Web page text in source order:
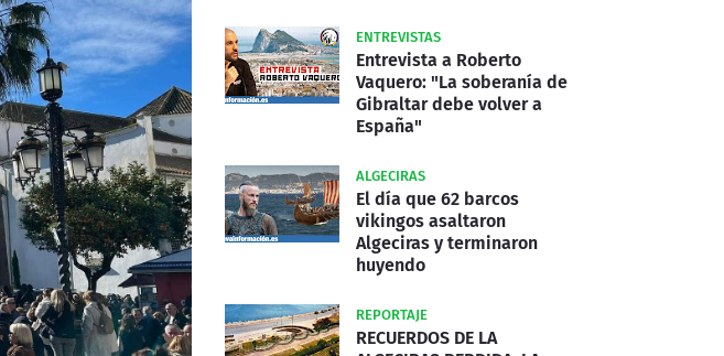
ENTREVISTAS
Entrevista a Roberto
Vaquero: "La soberanía de
Gibraltar debe volver a
España"
ALGECIRAS
El día que 62 barcos
vikingos asaltaron
Algeciras y terminaron
huyendo
REPORTAJE
RECUERDOS DE LA